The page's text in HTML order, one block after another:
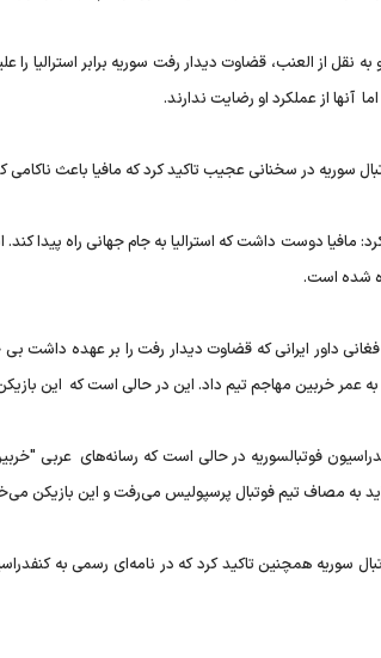
‌به نقل از العنب، قضاوت دیدار رفت سوریه برابر استرالیا
آنها از عملکرد او رضایت ندارند.
سوریه در سخنانی عجیب تاکید کرد که مافیا باعث
مافیا دوست داشت که استرالیا به جام جهانی راه پیدا
شده است.
فغانی داور ایرانی که قضاوت دیدار رفت را بر عهده داشت
به عمر خربین مهاجم تیم داد. این‌ در حالی است که این
فوتبالسوریه در حالی است که رسانه‌های عربی
به مصاف تیم فوتبال پرسپولیس می‌رفت و این بازیکن
سوریه همچنین تاکید کرد که در نامه‌ای رسمی به